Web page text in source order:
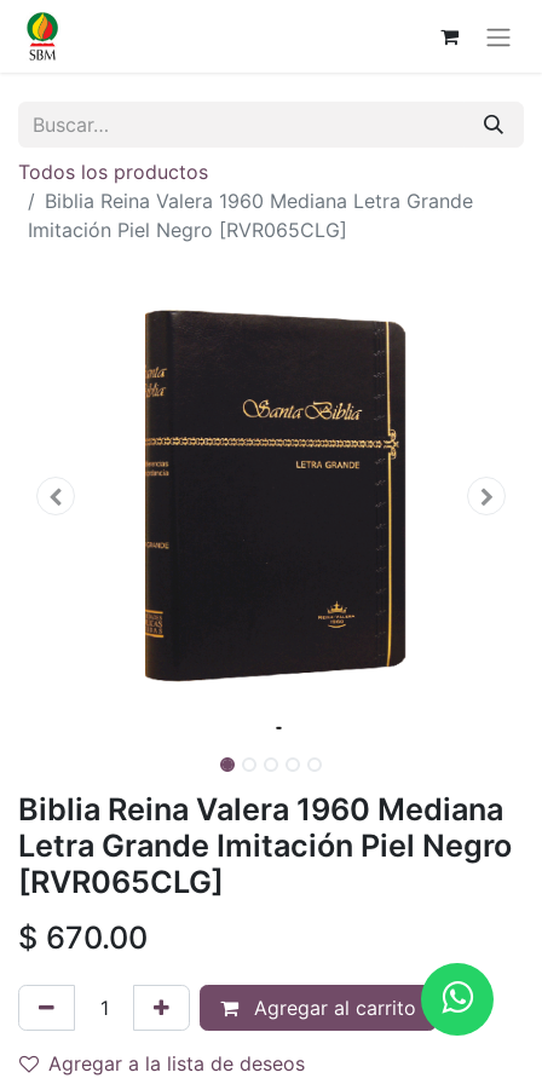
Todos los productos
Biblia Reina Valera 1960 Mediana Letra Grande
Imitación Piel Negro [RVR065CLG]
Biblia Reina Valera 1960 Mediana
Letra Grande Imitación Piel Negro
[RVR065CLG]
$ 670.00
Agregar al carrito
Agregar a la lista de deseos